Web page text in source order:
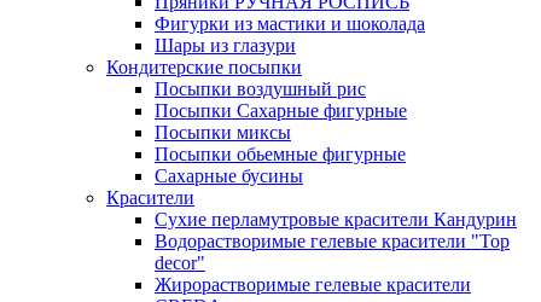
Фигурки из мастики и шоколада
Шары из глазури
Кондитерские посыпки
Посыпки воздушный рис
Посыпки Сахарные фигурные
Посыпки миксы
Посыпки обьемные фигурные
Сахарные бусины
Красители
Сухие перламутровые красители Кандурин
Водорастворимые гелевые красители "Top
decor"
Жирорастворимые гелевые красители